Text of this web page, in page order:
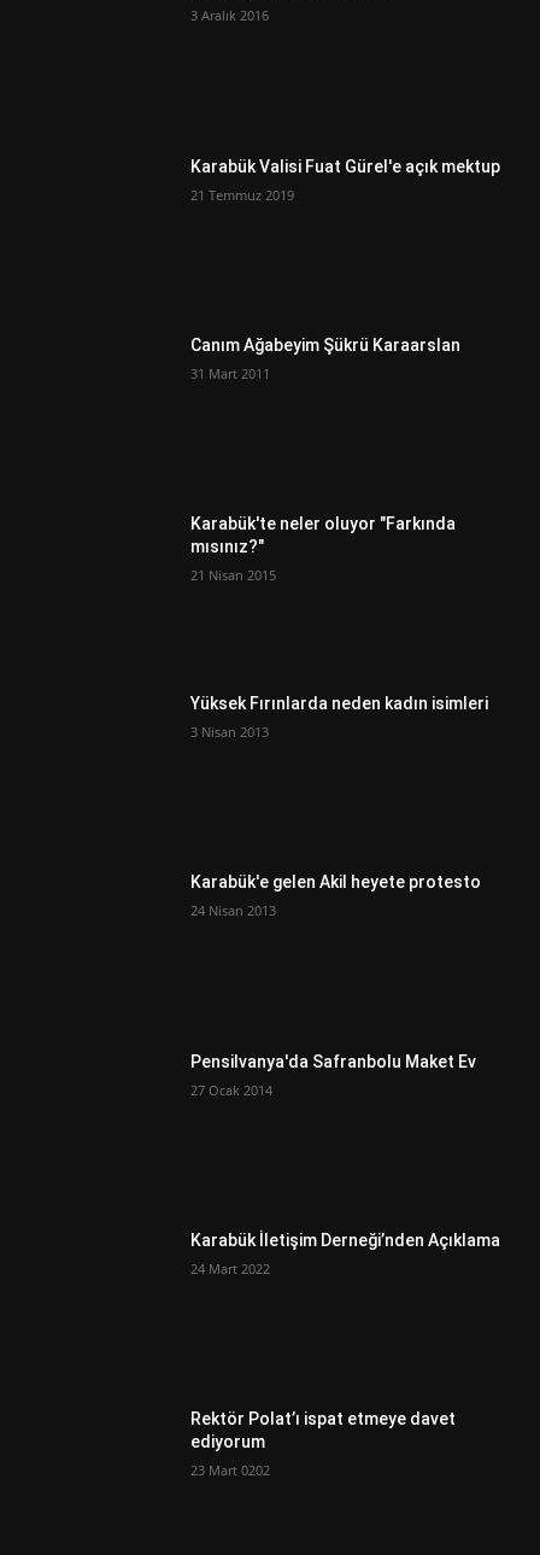
3 Aralık 2016
Karabük Valisi Fuat Gürel'e açık mektup
21 Temmuz 2019
Canım Ağabeyim Şükrü Karaarslan
31 Mart 2011
Karabük'te neler oluyor "Farkında
mısınız?"
21 Nisan 2015
Yüksek Fırınlarda neden kadın isimleri
3 Nisan 2013
Karabük'e gelen Akil heyete protesto
24 Nisan 2013
Pensilvanya'da Safranbolu Maket Ev
27 Ocak 2014
Karabük İletişim Derneği’nden Açıklama
24 Mart 2022
Rektör Polat’ı ispat etmeye davet
ediyorum
23 Mart 0202